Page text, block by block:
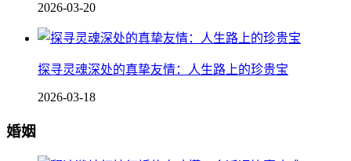
2026-03-20
探寻灵魂深处的真挚友情：人生路上的珍贵宝
2026-03-18
婚姻